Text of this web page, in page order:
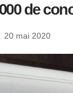
de
20 mai 2020